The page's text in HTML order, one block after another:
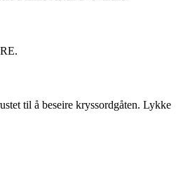
til å beseire kryssordgåten. Lykke